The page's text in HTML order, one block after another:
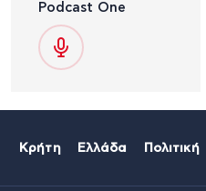
Podcast One
Κρήτη Ελλάδα Πολιτική